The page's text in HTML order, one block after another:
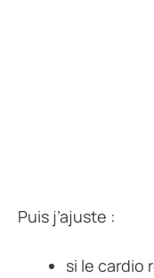
Puis j’ajuste :
si le cardio